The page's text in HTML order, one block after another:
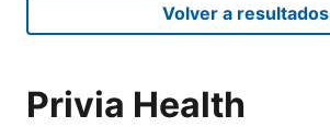
Volver a resultados
Privia Health